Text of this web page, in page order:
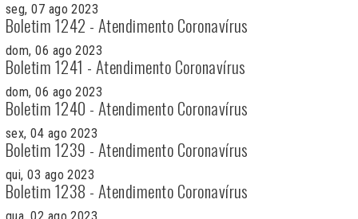
seg, 07 ago 2023
Boletim 1242 - Atendimento Coronavírus
dom, 06 ago 2023
Boletim 1241 - Atendimento Coronavírus
dom, 06 ago 2023
Boletim 1240 - Atendimento Coronavírus
sex, 04 ago 2023
Boletim 1239 - Atendimento Coronavírus
qui, 03 ago 2023
Boletim 1238 - Atendimento Coronavírus
qua, 02 ago 2023